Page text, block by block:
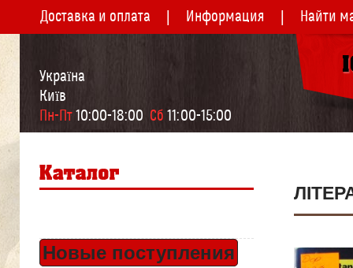
Доставка и оплата Информация Найти
Україна
Київ
Пн-Пт 10:00-18:00 Сб 11:00-15:00
Новые поступления